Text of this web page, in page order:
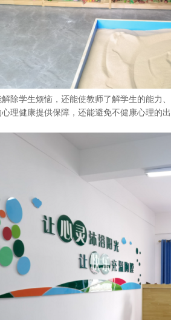
除学生烦恼，还能使教师了解学生的能力
理健康提供保障，还能避免不健康心理的